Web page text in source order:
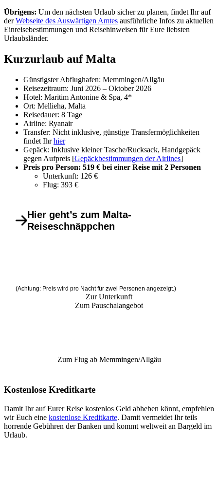
Übrigens: Um den nächsten Urlaub sicher zu planen, findet Ihr auf
derWebseite des Auswärtigen Amtes ausführliche Infos zu aktuellen
Einreisebestimmungen und Reisehinweisen für Eure liebsten
Urlaubsländer.
Kurzurlaub auf Malta
Günstigster Abflughafen: Memmingen/Allgäu
Reisezeitraum: Juni 2026 – Oktober 2026
Hotel: Maritim Antonine & Spa, 4*
Ort: Mellieha, Malta
Reisedauer: 8 Tage
Airline: Ryanair
Transfer: Nicht inklusive, günstige Transfermöglichkeiten
findet Ihrhier
Gepäck: Inklusive kleiner Tasche/Rucksack, Handgepäck
gegen Aufpreis [Gepäckbestimmungen der Airlines]
Preis pro Person: 519 € bei einer Reise mit 2 Personen
Unterkunft: 126 €
Flug: 393 €
Hier geht’s zum Malta-
Reiseschnäppchen
(Achtung: Preis wird pro Nacht für zwei Personen angezeigt.)
Zur Unterkunft
Zum Pauschalangebot
Zum Flug ab Memmingen/Allgäu
Kostenlose Kreditkarte
Damit Ihr auf Eurer Reise kostenlos Geld abheben könnt, empfehlen
wir Euch eine kostenlose Kreditkarte. Damit vermeidet Ihr teils
horrende Gebühren der Banken und kommt weltweit an Bargeld im
Urlaub.